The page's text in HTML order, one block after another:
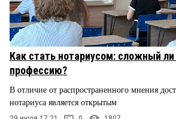
Как стать нотариусом: сложный ли
профессию?
В отличие от распространенного мнения
нотариуса является открытым